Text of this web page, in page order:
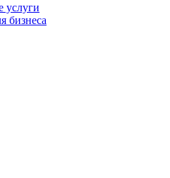
услуги
бизнеса